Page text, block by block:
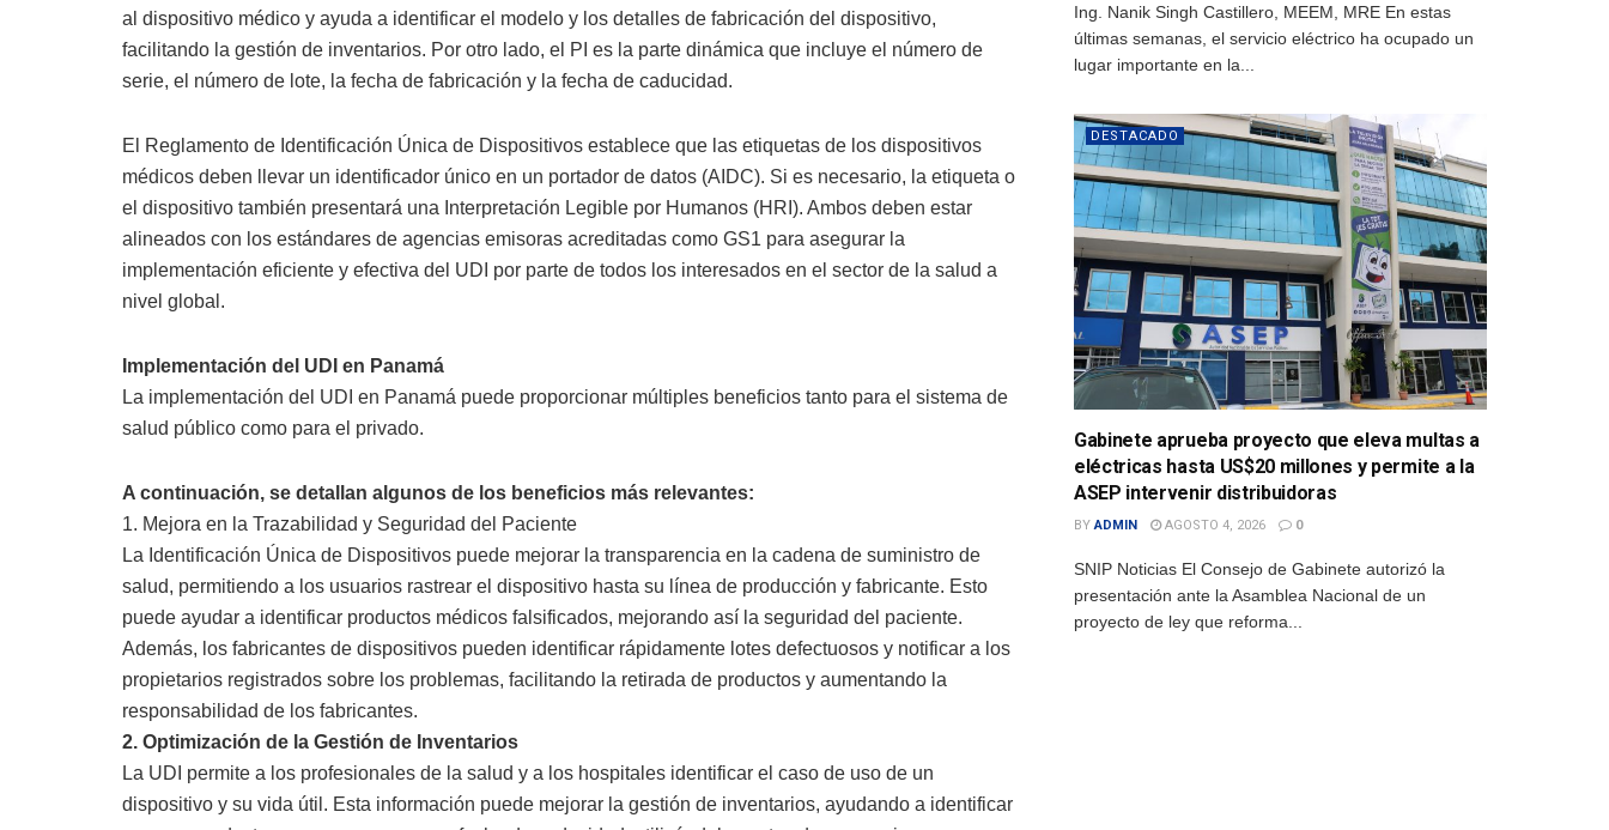
al dispositivo médico y ayuda a identificar el modelo y los detalles de fabricación del dispositivo,
facilitando la gestión de inventarios. Por otro lado, el PI es la parte dinámica que incluye el número de
serie, el número de lote, la fecha de fabricación y la fecha de caducidad.
El Reglamento de Identificación Única de Dispositivos establece que las etiquetas de los dispositivos
médicos deben llevar un identificador único en un portador de datos (AIDC). Si es necesario, la etiqueta o
el dispositivo también presentará una Interpretación Legible por Humanos (HRI). Ambos deben estar
alineados con los estándares de agencias emisoras acreditadas como GS1 para asegurar la
implementación eficiente y efectiva del UDI por parte de todos los interesados en el sector de la salud a
nivel global.
Implementación del UDI en Panamá
La implementación del UDI en Panamá puede proporcionar múltiples beneficios tanto para el sistema de
salud público como para el privado.
A continuación, se detallan algunos de los beneficios más relevantes:
1. Mejora en la Trazabilidad y Seguridad del Paciente
La Identificación Única de Dispositivos puede mejorar la transparencia en la cadena de suministro de
salud, permitiendo a los usuarios rastrear el dispositivo hasta su línea de producción y fabricante. Esto
puede ayudar a identificar productos médicos falsificados, mejorando así la seguridad del paciente.
Además, los fabricantes de dispositivos pueden identificar rápidamente lotes defectuosos y notificar a los
propietarios registrados sobre los problemas, facilitando la retirada de productos y aumentando la
responsabilidad de los fabricantes.
2. Optimización de la Gestión de Inventarios
La UDI permite a los profesionales de la salud y a los hospitales identificar el caso de uso de un
dispositivo y su vida útil. Esta información puede mejorar la gestión de inventarios, ayudando a identificar
Ing. Nanik Singh Castillero, MEEM, MRE En estas
últimas semanas, el servicio eléctrico ha ocupado un
lugar importante en la...
DESTACADO
Gabinete aprueba proyecto que eleva multas a
eléctricas hasta US$20 millones y permite a la
ASEP intervenir distribuidoras
BY ADMIN AGOSTO 4, 2026 0
SNIP Noticias El Consejo de Gabinete autorizó la
presentación ante la Asamblea Nacional de un
proyecto de ley que reforma...